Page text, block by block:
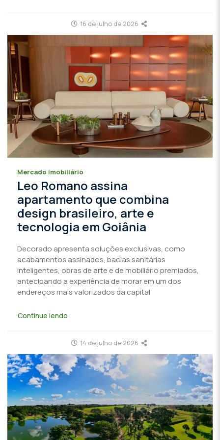
16 de julho de 2026
Mercado imobiliário
Leo Romano assina
apartamento que combina
design brasileiro, arte e
tecnologia em Goiânia
Decorado apresenta soluções exclusivas, como
acabamentos assinados, bacias sanitárias
inteligentes, obras de arte e de mobiliário premiados,
antecipando a experiência de morar em um dos
endereços mais valorizados da capital
Continue lendo
14 de julho de 2026